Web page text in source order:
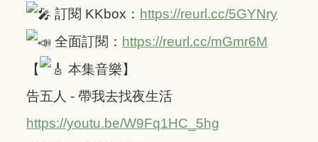
訂閱 KKbox： https://reurl.cc/5GYNry
全面訂閱： https://reurl.cc/mGmr6M
【
本集音樂】
告五人 - 帶我去找夜生活
https://youtu.be/W9Fq1HC_5hg